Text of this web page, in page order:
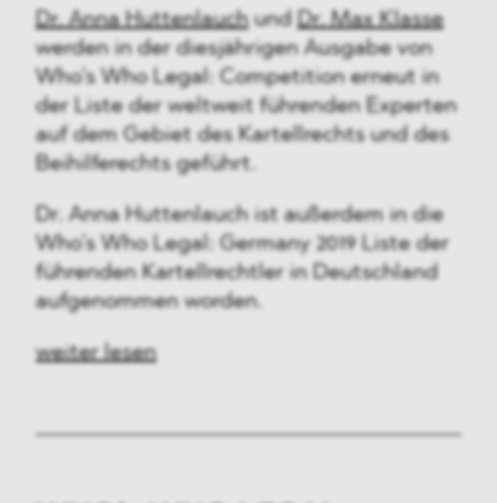
Dr. Anna Huttenlauchund Dr. Max Klasse
werden in der diesjährigen Ausgabe von
Who’s Who Legal: Competition erneut in
der Liste der weltweit führenden Experten
auf dem Gebiet des Kartellrechts und des
Beihilferechts geführt.
Dr. Anna Huttenlauch ist außerdem in die
Who’s Who Legal: Germany 2019 Liste der
führenden Kartellrechtler in Deutschland
aufgenommen worden.
weiter lesen